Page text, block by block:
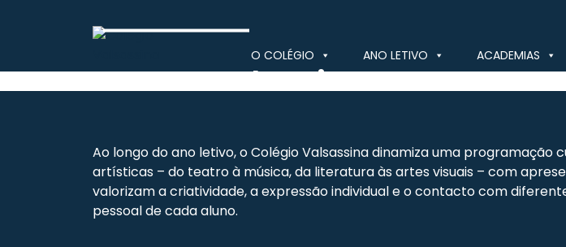
Colégio Valsassina
O COLÉGIO ANO LETIVO ACADEMIAS
Eventos Culturais
Ao longo do ano letivo, o Colégio Valsassina dinamiza uma
artísticas – do teatro à música, da literatura às artes visuais – com
valorizam a criatividade, a expressão individual e o contacto com
pessoal de cada aluno.